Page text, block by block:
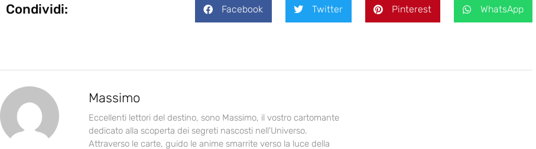
Condividi: Facebook Twitter Pinterest WhatsApp
Massimo
Eccellenti lettori del destino, sono Massimo, il vostro cartomante
dedicato alla scoperta dei segreti nascosti nell'Universo.
Attraverso le carte, guido le anime smarrite verso la luce della